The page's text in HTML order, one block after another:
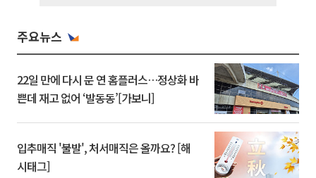
주요뉴스
22일 만에 다시 문 연 홈플러스…정상화 바
쁜데 재고 없어 ‘발동동’[가보니]
입추매직 '불발', 처서매직은 올까요? [해
시태그]